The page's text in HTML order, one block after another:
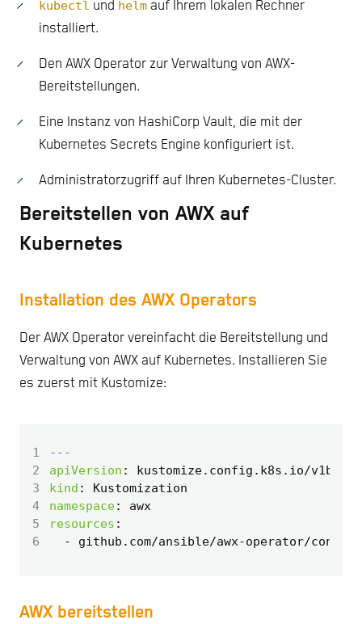
kubectl und helm auf Ihrem lokalen Rechner
installiert.
Den AWX Operator zur Verwaltung von AWX-
Bereitstellungen.
Eine Instanz von HashiCorp Vault, die mit der
Kubernetes Secrets Engine konfiguriert ist.
Administratorzugriff auf Ihren Kubernetes-Cluster.
Bereitstellen von AWX auf
Kubernetes
Installation des AWX Operators
Der AWX Operator vereinfacht die Bereitstellung und
Verwaltung von AWX auf Kubernetes. Installieren Sie
es zuerst mit Kustomize:
1
---
2
apiVersion :
kustomize.config.k8s.io/v1beta1
3
kind :
Kustomization
4
namespace:
awx
5
resources :
6
- github.com/ansible/awx-operator/
AWX bereitstellen